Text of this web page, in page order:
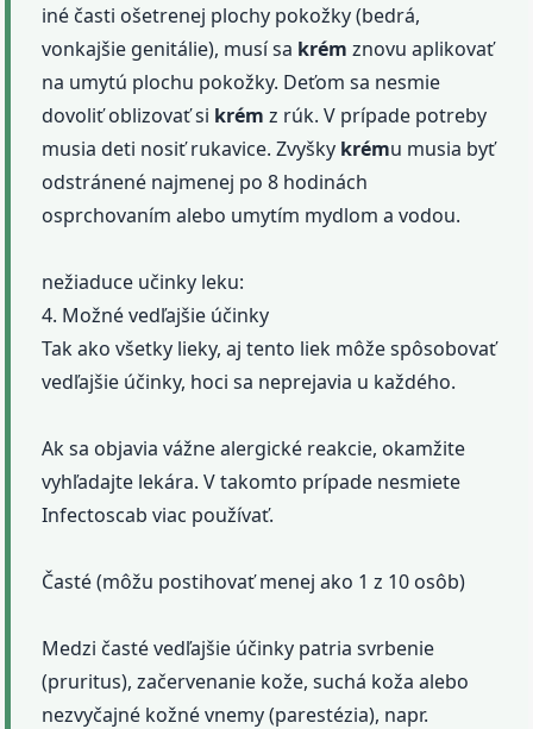
iné časti ošetrenej plochy pokožky (bedrá,
vonkajšie genitálie), musí sa krém znovu aplikovať
na umytú plochu pokožky. Deťom sa nesmie
dovoliť oblizovať si krém z rúk. V prípade potreby
musia deti nosiť rukavice. Zvyšky krému musia byť
odstránené najmenej po 8 hodinách
osprchovaním alebo umytím mydlom a vodou.
nežiaduce učinky leku:
4. Možné vedľajšie účinky
Tak ako všetky lieky, aj tento liek môže spôsobovať
vedľajšie účinky, hoci sa neprejavia u každého.
Ak sa objavia vážne alergické reakcie, okamžite
vyhľadajte lekára. V takomto prípade nesmiete
Infectoscab viac používať.
Časté (môžu postihovať menej ako 1 z 10 osôb)
Medzi časté vedľajšie účinky patria svrbenie
(pruritus), začervenanie kože, suchá koža alebo
nezvyčajné kožné vnemy (parestézia), napr.